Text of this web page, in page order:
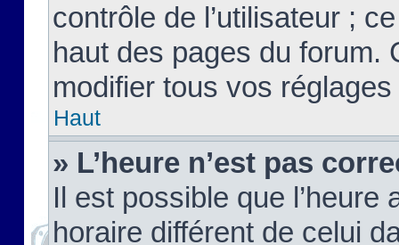
contrôle de l’utilisateur ;
haut des pages du forum.
modifier tous vos
Haut
» L’heure n’est pas
Il est possible que
horaire différent de celui